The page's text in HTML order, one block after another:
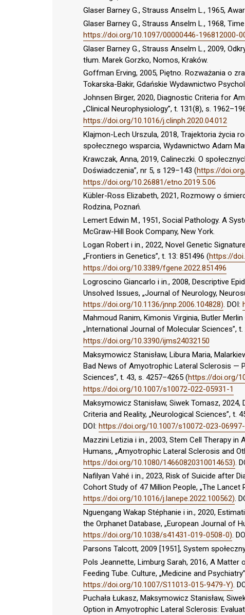
Glaser Barney G., Strauss Anselm L., 1965,
Glaser Barney G., Strauss Anselm L., 1968,
https://doi.org/10.1097/00000446-196812000-
Glaser Barney G., Strauss Anselm L., 2009,
tłum. Marek Gorzko, Nomos, Kraków.
Goffman Erving, 2005, Piętno. Rozważania o
Tokarska-Bakir, Gdańskie Wydawnictwo
Johnsen Birger, 2020, Diagnostic Criteria for
„Clinical Neurophysiology”, t. 131(8), s.
https://doi.org/10.1016/j.clinph.2020.04.012
Klajmon-Lech Urszula, 2018, Trajektoria życia
społecznego wsparcia, Wydawnictwo Adam
Krawczak, Anna, 2019, Calineczki. O
Doświadczenia”, nr 5, s 129–143 (https://
https://doi.org/10.26881/etno.2019.5.06
Kübler-Ross Elizabeth, 2021, Rozmowy o
Rodzina, Poznań.
Lemert Edwin M., 1951, Social Pathology. A
McGraw-Hill Book Company, New York.
Logan Robert i in., 2022, Novel Genetic
„Frontiers in Genetics”, t. 13: 851496 (https://
https://doi.org/10.3389/fgene.2022.851496
Logroscino Giancarlo i in., 2008, Descriptive
Unsolved Issues, „Journal of Neurology,
https://doi.org/10.1136/jnnp.2006.104828) . DOI:
Mahmoud Ranim, Kimonis Virginia, Butler
„International Journal of Molecular Sciences”, t.
https://doi.org/10.3390/ijms24032150
Maksymowicz Stanisław, Libura Maria,
Bad News of Amyotrophic Lateral Sclerosis —
Sciences”, t. 43, s. 4257–4265 (https://doi.org/
https://doi.org/10.1007/s10072-022-05931-1
Maksymowicz Stanisław, Siwek Tomasz,
Criteria and Reality, „Neurological Sciences”, t.
DOI: https://doi.org/10.1007/s10072-023-
Mazzini Letizia i in., 2003, Stem Cell Therapy
Humans, „Amyotrophic Lateral Sclerosis and
https://doi.org/10.1080/14660820310014653) .
Nafilyan Vahé i in., 2023, Risk of Suicide after
Cohort Study of 47 Million People, „The Lancet
https://doi.org/10.1016/j.lanepe.2022.100562).
Nguengang Wakap Stéphanie i in., 2020,
the Orphanet Database, „European Journal of
https://doi.org/10.1038/s41431-019-0508-0).
Parsons Talcott, 2009 [1951], System
Pols Jeannette, Limburg Sarah, 2016, A
Feeding Tube. Culture, „Medicine and
https://doi.org/10.1007/S11013-015-9479-Y) .
Puchała Łukasz, Maksymowicz Stanisław,
Option in Amyotrophic Lateral Sclerosis: